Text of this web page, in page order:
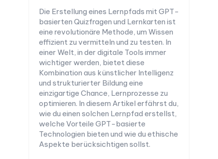
Die Erstellung eines Lernpfads mit GPT-
basierten Quizfragen und Lernkarten ist
eine revolutionäre Methode, um Wissen
effizient zu vermitteln und zu testen. In
einer Welt, in der digitale Tools immer
wichtiger werden, bietet diese
Kombination aus künstlicher Intelligenz
und strukturierter Bildung eine
einzigartige Chance, Lernprozesse zu
optimieren. In diesem Artikel erfährst du,
wie du einen solchen Lernpfad erstellst,
welche Vorteile GPT-basierte
Technologien bieten und wie du ethische
Aspekte berücksichtigen sollst.